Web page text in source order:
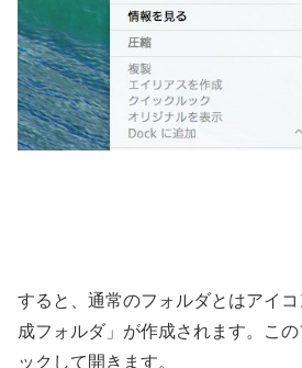
すると、通常のフォルダとはアイ
成フォルダ」が作成されます。こ
ックして開きます。